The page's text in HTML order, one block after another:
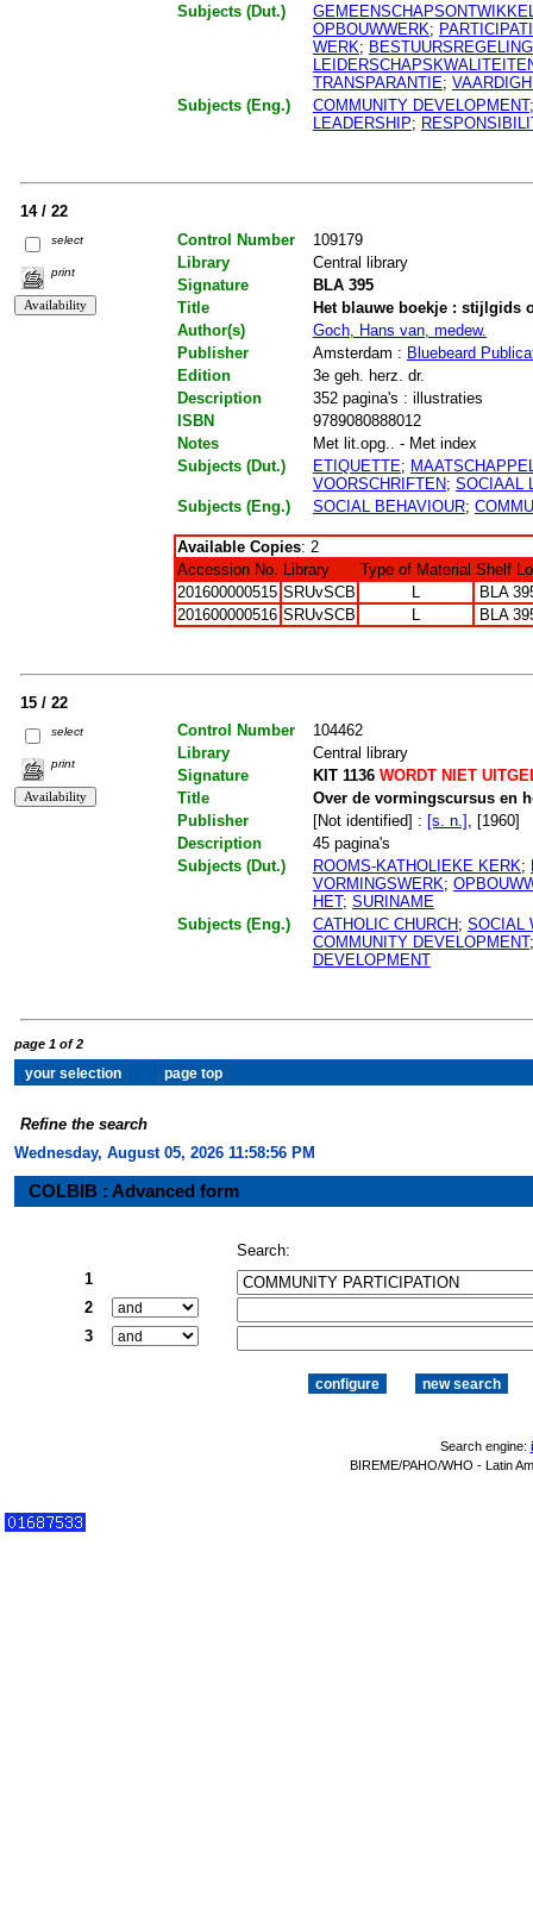
Subjects (Dut.)
OPBOUWWERK;
WERK;
TRANSPARANTIE;
Subjects (Eng.)
COMMUNITY DEVELOPMENT
LEADERSHIP;
14 / 22
select
print
Control Number
109179
Library
Central library
Signature
BLA 395
Title
Het blauwe boekje : stijlgids
Author(s)
Goch, Hans van, medew.
Publisher
Amsterdam : Bluebeard
Edition
3e geh. herz. dr.
Description
352 pagina's : illustraties
ISBN
9789080888012
Notes
Met lit.opg.. - Met index
Subjects (Dut.)
ETIQUETTE;
VOORSCHRIFTEN; SOCIAAL
Subjects (Eng.)
SOCIAL BEHAVIOUR;
Available Copies: 2
Accession No. Library Type of Material Shelf
201600000515 SRUvSCB L
BLA
201600000516 SRUvSCB L BLA
15 / 22
select
print
Control Number
104462
Library
Central library
Signature
KIT 1136WORDT NIET
Title
Over de vormingscursus en
Publisher
[Not identified] : [s. n.] , [1960]
Description
45 pagina's
Subjects (Dut.)
ROOMS-KATHOLIEKE KERK;
VORMINGSWERK;
HET; SURINAME
Subjects (Eng.)
CATHOLIC CHURCH; SOCIAL
COMMUNITY DEVELOPMENT
DEVELOPMENT
page 1 of 2
Refine the search
Wednesday, August 05, 2026 11:58:57 PM
COLBIB : Advanced form
Search:
1
2
3
Search engine:
BIREME/PAHO/WHO - Latin